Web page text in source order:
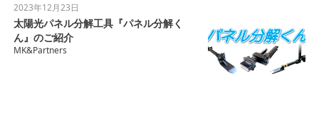
2023年12月23日
太陽光パネル分解工具『パネル分解く
ん』のご紹介
MK&Partners